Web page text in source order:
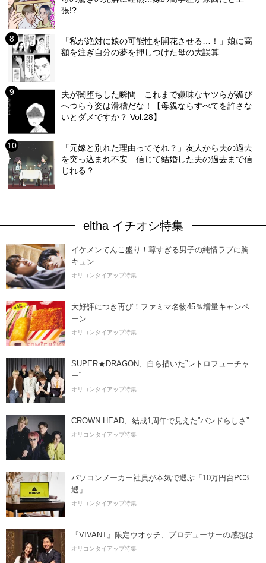
張!?
「私が絶対に娘の可能性を開花させる…！」娘に高
額を注ぎ自分の夢を押しつけた母の大誤算
夫が闇堕ちした瞬間…これまで嫌味なヤツらが媚び
へつらう姿は滑稽だな！【母親ならすべてを許さな
いとダメですか？ Vol.28】
「元嫁と別れた理由ってそれ？」友人から夫の過去
を突っ込まれ不安…信じて結婚した夫の過去まで信
じれる？
eltha イチオシ特集
イケメンてんこ盛り！尊すぎる男子の純情ラブに胸
キュン
オリコンタイアップ特集
大好評につき再び！ファミマ名物45％増量キャンペ
ーン
オリコンタイアップ特集
SUPER★DRAGON、自ら描いた”レトロフューチャ
ー”
オリコンタイアップ特集
CROWN HEAD、結成1周年で見えた”バンドらしさ”
オリコンタイアップ特集
パソコンメーカー社員が本気で選ぶ「10万円台PC3
選」
オリコンタイアップ特集
『VIVANT』限定ウオッチ、プロデューサーの感想は
オリコンタイアップ特集